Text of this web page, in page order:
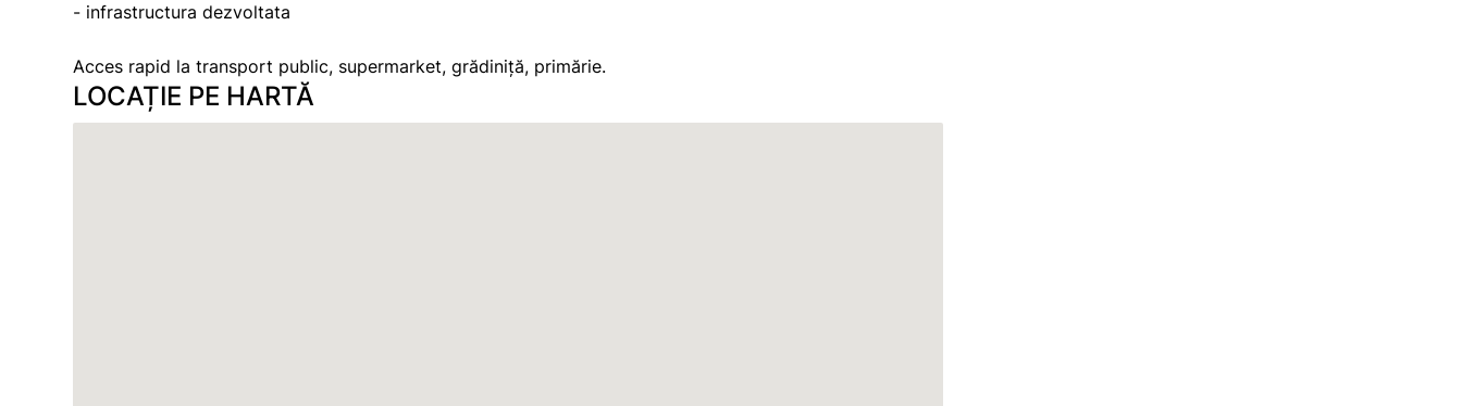
- infrastructura dezvoltata
Acces rapid la transport public, supermarket, grădiniță, primărie.
LOCAȚIE PE HARTĂ